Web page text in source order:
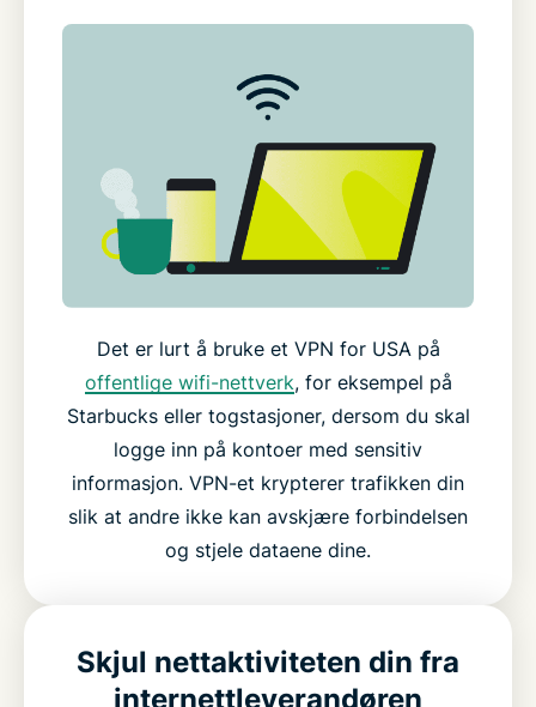
Det er lurt å bruke et VPN for USA på
offentlige wifi-nettverk, for eksempel på
Starbucks eller togstasjoner, dersom du skal
logge inn på kontoer med sensitiv
informasjon. VPN-et krypterer trafikken din
slik at andre ikke kan avskjære forbindelsen
og stjele dataene dine.
Skjul nettaktiviteten din fra
internettleverandøren